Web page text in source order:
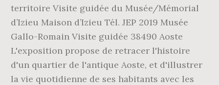
territoire Visite guidée du Musée/Mémorial
d’Izieu Maison d’Izieu Tél. JEP 2019 Musée
Gallo-Romain Visite guidée 38490 Aoste
L'exposition propose de retracer l'histoire
d'un quartier de l'antique Aoste, et d'illustrer
la vie quotidienne de ses habitants avec les